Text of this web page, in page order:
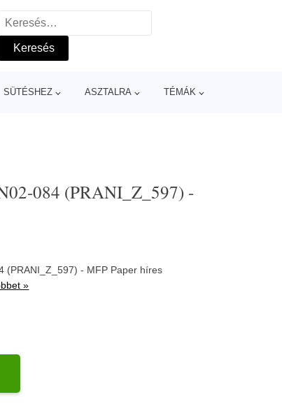
Keresés:
SÜTÉSHEZ ASZTALRA TÉMÁK
084 (PRANI_Z_597) -
(PRANI_Z_597) - MFP Paper híres
»